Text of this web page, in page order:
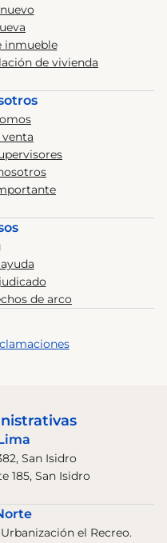
inmueble
de vivienda
de arco
San Isidro
185, San Isidro
el Recreo.